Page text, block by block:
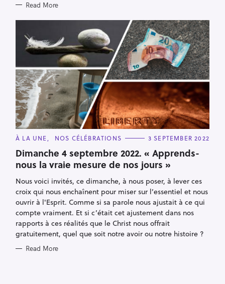
Read More
C
T
E
G
O
R
I
E
S
À LA UNE NOS CÉLÉBRATIONS 3 SEPTEMBER 2022
Dimanche 4 septembre 2022. « Apprends-
nous la vraie mesure de nos jours »
Nous voici invités, ce dimanche, à nous poser, à lever ces
croix qui nous enchaînent pour miser sur l’essentiel et nous
ouvrir à l'Esprit. Comme si sa parole nous ajustait à ce qui
compte vraiment. Et si c’était cet ajustement dans nos
rapports à ces réalités que le Christ nous offrait
gratuitement, quel que soit notre avoir ou notre histoire ?
Read More
S
e
a
r
h
f
o
r
: